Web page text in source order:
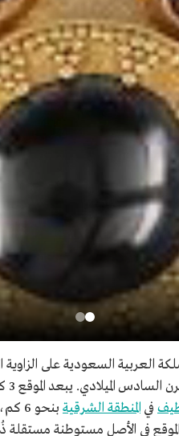
العربية السعودية على
في المنطقة الشرقية
الموقع في الأصل مستوطنة